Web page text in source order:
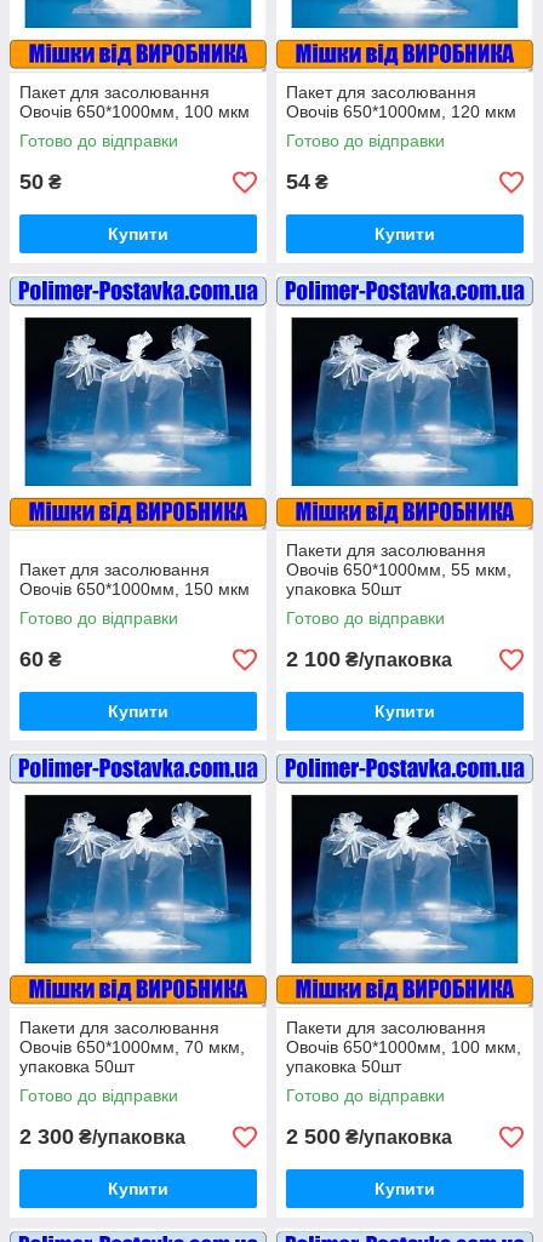
Пакет для засолювання
Овочів 650*1000мм, 100 мкм
Готово до відправки
50 ₴
Купити
Пакет для засолювання
Овочів 650*1000мм, 120 мкм
Готово до відправки
54 ₴
Купити
Пакет для засолювання
Овочів 650*1000мм, 150 мкм
Готово до відправки
60 ₴
Купити
Пакети для засолювання
Овочів 650*1000мм, 55 мкм,
упаковка 50шт
Готово до відправки
2 100 ₴/упаковка
Купити
Пакети для засолювання
Овочів 650*1000мм, 70 мкм,
упаковка 50шт
Готово до відправки
2 300 ₴/упаковка
Купити
Пакети для засолювання
Овочів 650*1000мм, 100 мкм,
упаковка 50шт
Готово до відправки
2 500 ₴/упаковка
Купити